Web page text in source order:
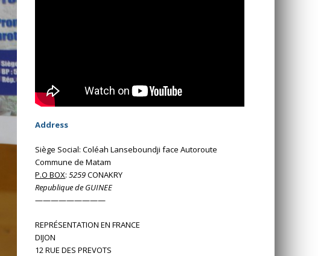
Address
Siège Social: Coléah Lanseboundji face Autoroute
Commune de Matam
P.O BOX:5259CONAKRY
Republique de GUINEE
—————————
REPRÉSENTATION EN FRANCE
DIJON
12 RUE DES PREVOTS